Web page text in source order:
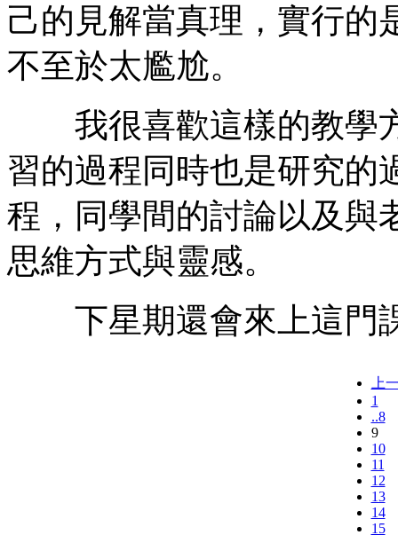
己的見解當真理，實行的
不至於太尷尬。
我很喜歡這樣的教學
習的過程同時也是研究的
程，同學間的討論以及與
思維方式與靈感。
下星期還會來上這門
上
1
..8
9
10
11
12
13
14
15